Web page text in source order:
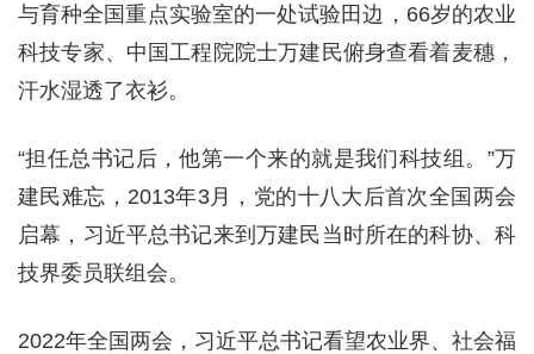
与育种全国重点实验室的一处试验田边，66岁的农业
科技专家、中国工程院院士万建民俯身查看着麦穗，
汗水湿透了衣衫。
“担任总书记后，他第一个来的就是我们科技组。”万
建民难忘，2013年3月，党的十八大后首次全国两会
启幕，习近平总书记来到万建民当时所在的科协、科
技界委员联组会。
2022年全国两会，习近平总书记看望农业界、社会福